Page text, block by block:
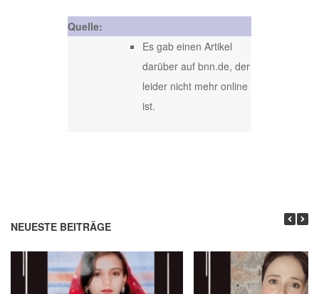
Quelle:
Es gab einen Artikel
darüber auf bnn.de, der
leider nicht mehr online
ist.
NEUESTE BEITRÄGE